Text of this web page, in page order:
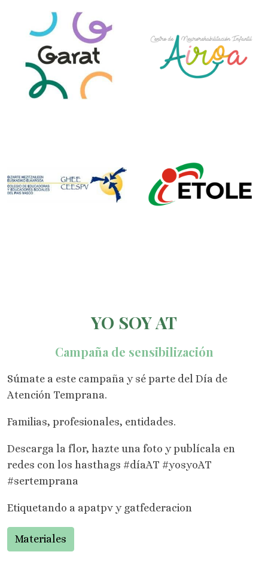
YO SOY AT
Campaña de sensibilización
Súmate a este campaña y sé parte del Día de
Atención Temprana.
Familias, profesionales, entidades.
Descarga la flor, hazte una foto y publícala en
redes con los hasthags #díaAT #yosyoAT
#sertemprana
Etiquetando a apatpv y gatfederacion
Materiales